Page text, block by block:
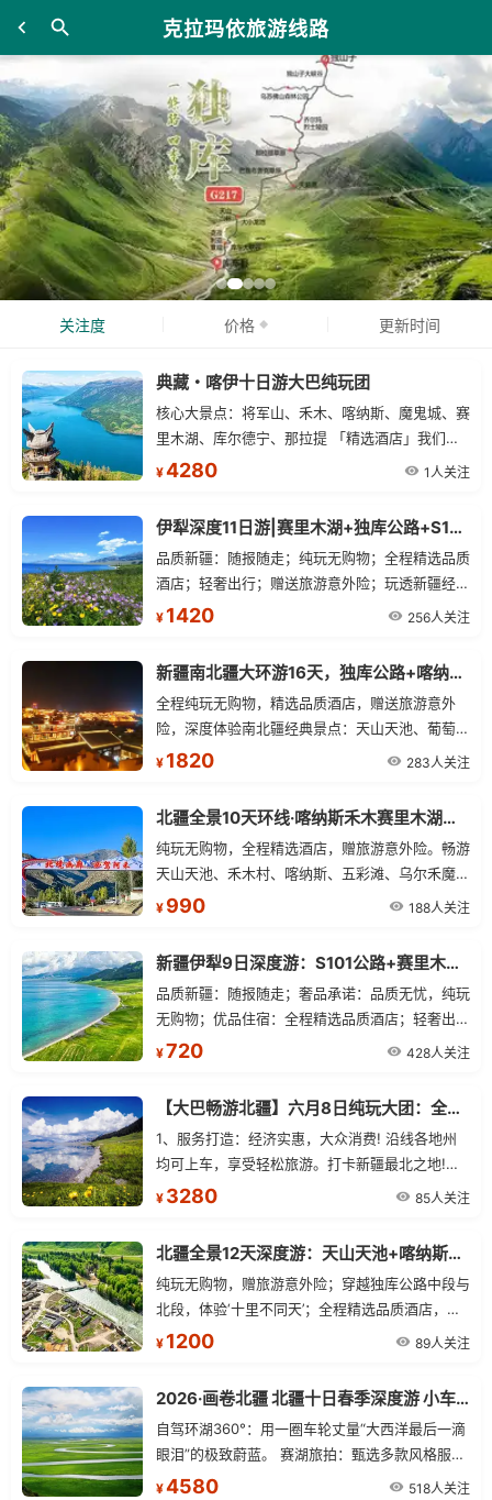
克拉玛依旅游线路
关注度 价格 更新时间
典藏・喀伊十日游大巴纯玩团
核心大景点：将军山、禾木、喀纳斯、魔鬼城、赛
里木湖、库尔德宁、那拉提 「精选酒店」我们只
想说此处无星似有星 (星级是国家标准) 10 天 9
间)，不提供大床房。 「行程用车」根据报团人数
大、小车车型切换，不指定。 10 人以上安排 2+1
大巴 (带导游)；10 人以下安排 7 座商务 (无导游)
大巴车一换、价格减一半，更舒适、真纯玩、0 购
物、无套路 一样都不少！只要舒适、纯玩、零购
活动属于自费自愿，游客不提请求旅行社不安排！
项目世界名马 — 弗里斯兰 仅为我有】 在花海中
漫步，与著名荷兰名马 — 弗里斯兰留影 免费赠送
20 秒左右带剪辑视频
¥4280 1人关注
伊犁深度11日游|赛里木湖+独库公路+S101公路+夏塔古道+喀拉峻草原+那拉提草原
品质新疆：随报随走；纯玩无购物；全程精选品质
酒店；轻奢出行；赠送旅游意外险；玩透新疆经典
景区。
¥ 1420 256人关注
新疆南北疆大环游16天，独库公路+喀纳斯+禾木+赛里木湖+喀什古城全景深度游
全程纯玩无购物，精选品质酒店，赠送旅游意外
险，深度体验南北疆经典景点：天山天池、葡萄
沟、火焰山、喀纳斯、禾木、魔鬼城、赛里木湖、
高原等。
¥ 1820 283人关注
北疆全景10天环线·喀纳斯禾木赛里木湖独库公路深度游
纯玩无购物，全程精选酒店，赠旅游意外险。畅游
天山天池、禾木村、喀纳斯、五彩滩、乌尔禾魔鬼
城、赛里木湖、那拉提空中草原、独库公路北段、
¥ 990 188人关注
新疆伊犁9日深度游：S101公路+赛里木湖+独库公路+夏塔古道+那拉提草原
品质新疆：随报随走；奢品承诺：品质无忧，纯玩
无购物；优品住宿：全程精选品质酒店；轻奢出
行：旅游空调车；美食新疆：全程酒店含早餐；实
¥720 428人关注
【大巴畅游北疆】六月8日纯玩大团：全程空调大巴一人一座，散客天天发！
1、服务打造：经济实惠，大众消费! 沿线各地州
均可上车，享受轻松旅游。打卡新疆最北之地!
2、必去理由：神秘的喀纳斯湖，画面、颜色、层
的景色，就像是大自然用一支画笔，把纯粹的蓝
天、明净的湖 水和各种你能想到的颜色，大把大
把地挥洒到这片土地上，再泼上一道耀眼阳光-拍
客的天堂! 3、网红打卡：人间仙境喀纳斯湖，神
观胡杨林、百里油田。参 观：赛里木湖，那拉
是新疆淡季，旅行社使用的是景点上年度奖励票，
任何证件不再退费!
¥ 3280 85人关注
北疆全景12天深度游：天山天池+喀纳斯湖+独库公路+赛里木湖+那拉提草原
纯玩无购物，赠旅游意外险；穿越独库公路中段与
北段，体验‘十里不同天’；全程精选品质酒店，轻
奢出行。
¥ 1200 89人关注
2026·画卷北疆 北疆十日春季深度游 小车拼车、纯玩无购物！
自驾环湖360°：用一圈车轮丈量“大西洋最后一滴
眼泪”的极致蔚蓝。 赛湖旅拍：甄选多款风格服
饰，9张精修美照，定格赛里木湖绝美瞬间。 赛湖
¥4580 518人关注